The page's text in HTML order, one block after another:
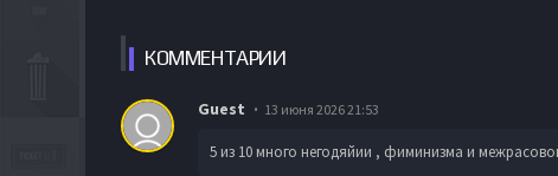
КОММЕНТАРИИ
Guest 13 июня 2026 21:53
5 из 10 много негодяйии , фиминизма и